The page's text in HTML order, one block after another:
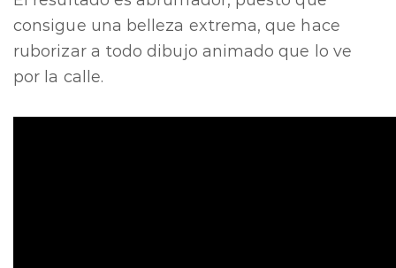
consigue una belleza extrema, que hace
ruborizar a todo dibujo animado que lo ve
por la calle.